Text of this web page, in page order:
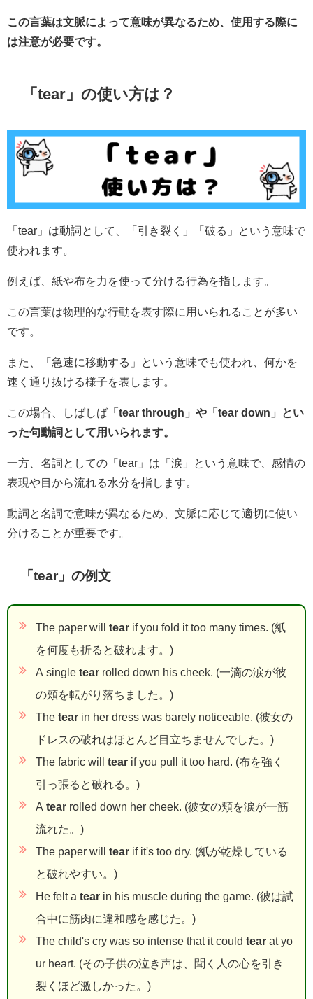
この言葉は文脈によって意味が異なるため、使用する際に
は注意が必要です。
「tear」の使い方は？
「tear」は動詞として、「引き裂く」「破る」という意味で
使われます。
例えば、紙や布を力を使って分ける行為を指します。
この言葉は物理的な行動を表す際に用いられることが多い
です。
また、「急速に移動する」という意味でも使われ、何かを
速く通り抜ける様子を表します。
この場合、しばしば 「tear through」や「tear down」とい
った句動詞として用いられます。
一方、名詞としての「tear」は「涙」という意味で、感情の
表現や目から流れる水分を指します。
動詞と名詞で意味が異なるため、文脈に応じて適切に使い
分けることが重要です。
「tear」の例文
The paper will tear if you fold it too many times. (紙
を何度も折ると破れます。)
A single tear rolled down his cheek. (一滴の涙が彼
の頬を転がり落ちました。)
The tear in her dress was barely noticeable. (彼女の
ドレスの破れはほとんど目立ちませんでした。)
The fabric will tear if you pull it too hard. (布を強く
引っ張ると破れる。)
A tear rolled down her cheek. (彼女の頬を涙が一筋
流れた。)
The paper will tear if it's too dry. (紙が乾燥している
と破れやすい。)
He felt a tear in his muscle during the game. (彼は試
合中に筋肉に違和感を感じた。)
The child's cry was so intense that it could tear at yo
ur heart. (その子供の泣き声は、聞く人の心を引き
裂くほど激しかった。)